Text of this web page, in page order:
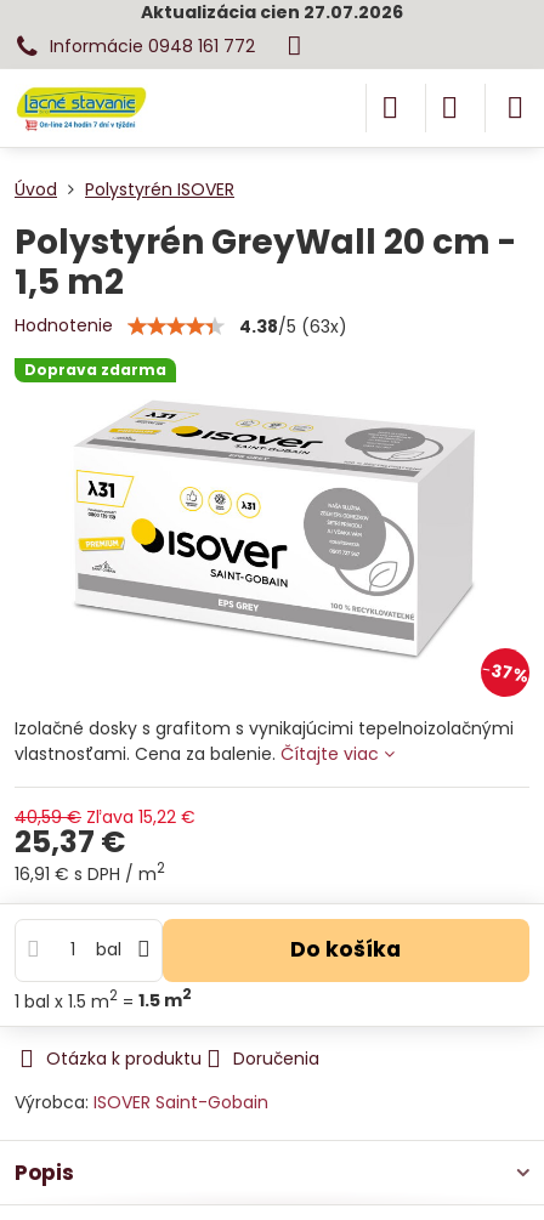
Aktualizácia cien 27.07.2026
Informácie 0948 161 772
Doprava zdarma
37%
Úvod Polystyrén ISOVER
Polystyrén GreyWall 20 cm -
1,5 m2
Hodnotenie 4.38/5 (63x)
Izolačné dosky s grafitom s vynikajúcimi tepelnoizolačnými
vlastnosťami. Cena za balenie. Čítajte viac
40,59 € Zľava 15,22 €
25,37 €
16,91 € s DPH / m2
bal Do košíka
1 bal x 1.5 m2 = 1.5 m2
Otázka k produktu
Doručenia
Výrobca: ISOVER Saint-Gobain
Popis